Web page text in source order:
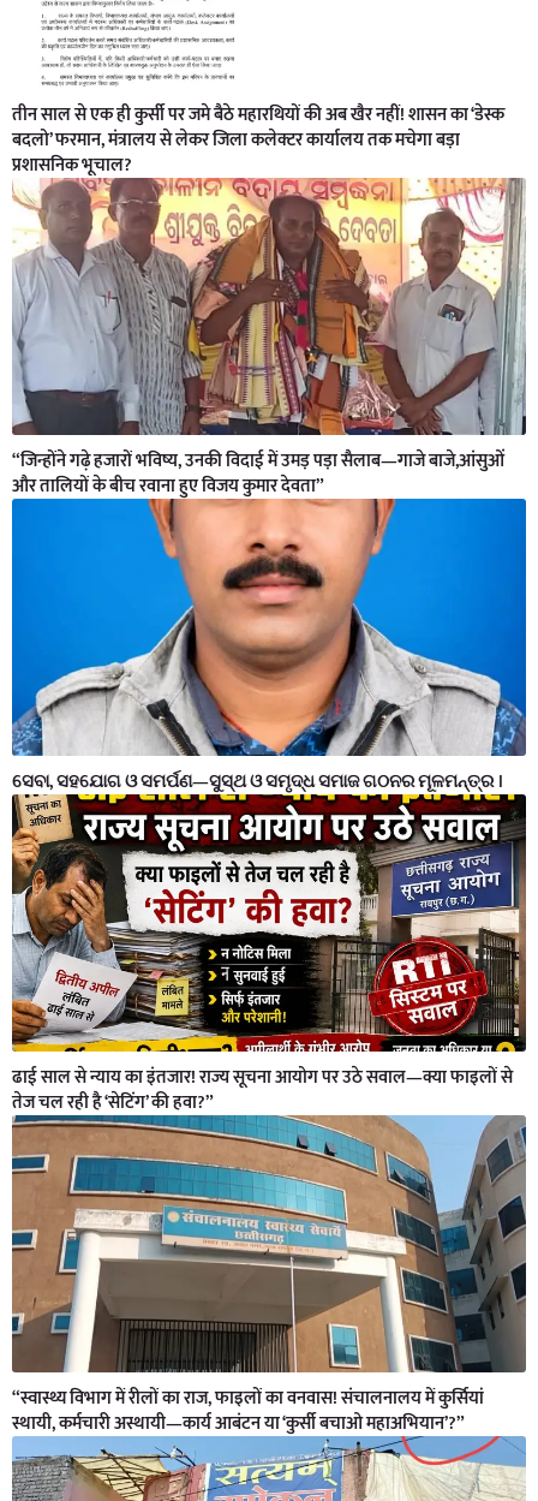
तीन साल से एक ही कुर्सी पर जमे बैठे महारथियों की अब खैर नहीं! शासन का ‘डेस्क
बदलो’ फरमान, मंत्रालय से लेकर जिला कलेक्टर कार्यालय तक मचेगा बड़ा
प्रशासनिक भूचाल?
“जिन्होंने गढ़े हजारों भविष्य, उनकी विदाई में उमड़ पड़ा सैलाब—गाजे बाजे,आंसुओं
और तालियों के बीच रवाना हुए विजय कुमार देवता”
ସେବା, ସହଯୋଗ ଓ ସମର୍ପଣ—ସୁସ୍ଥ ଓ ସମୃଦ୍ଧ ସମାଜ ଗଠନର ମୂଳମନ୍ତ୍ର ।
ढाई साल से न्याय का इंतजार! राज्य सूचना आयोग पर उठे सवाल—क्या फाइलों से
तेज चल रही है ‘सेटिंग’ की हवा?”
“स्वास्थ्य विभाग में रीलों का राज, फाइलों का वनवास! संचालनालय में कुर्सियां
स्थायी, कर्मचारी अस्थायी—कार्य आबंटन या ‘कुर्सी बचाओ महाअभियान’?”